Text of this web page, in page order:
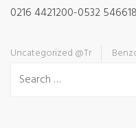
0216 4421200-0532
Uncategorized @tr